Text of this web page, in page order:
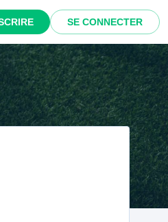
SE CONNECTER